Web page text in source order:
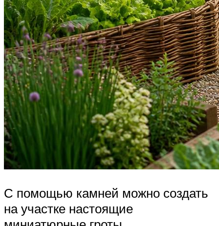
С помощью камней можно создать
на участке настоящие